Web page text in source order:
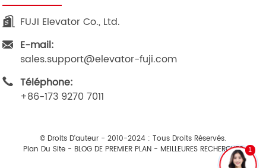
FUJI Elevator Co., Ltd.
E-mail:
sales.support@elevator-fuji.com
Téléphone:
+86-173 9270 7011
© Droits D'auteur - 2010-2024 : Tous Droits Réservés.
Plan Du Site- BLOG DE PREMIER PLAN- MEILLEURES RECHERCHES 1